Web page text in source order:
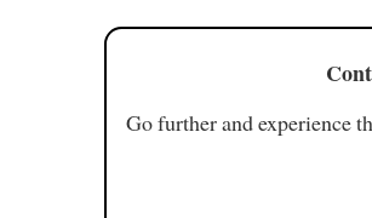
Go further and experience